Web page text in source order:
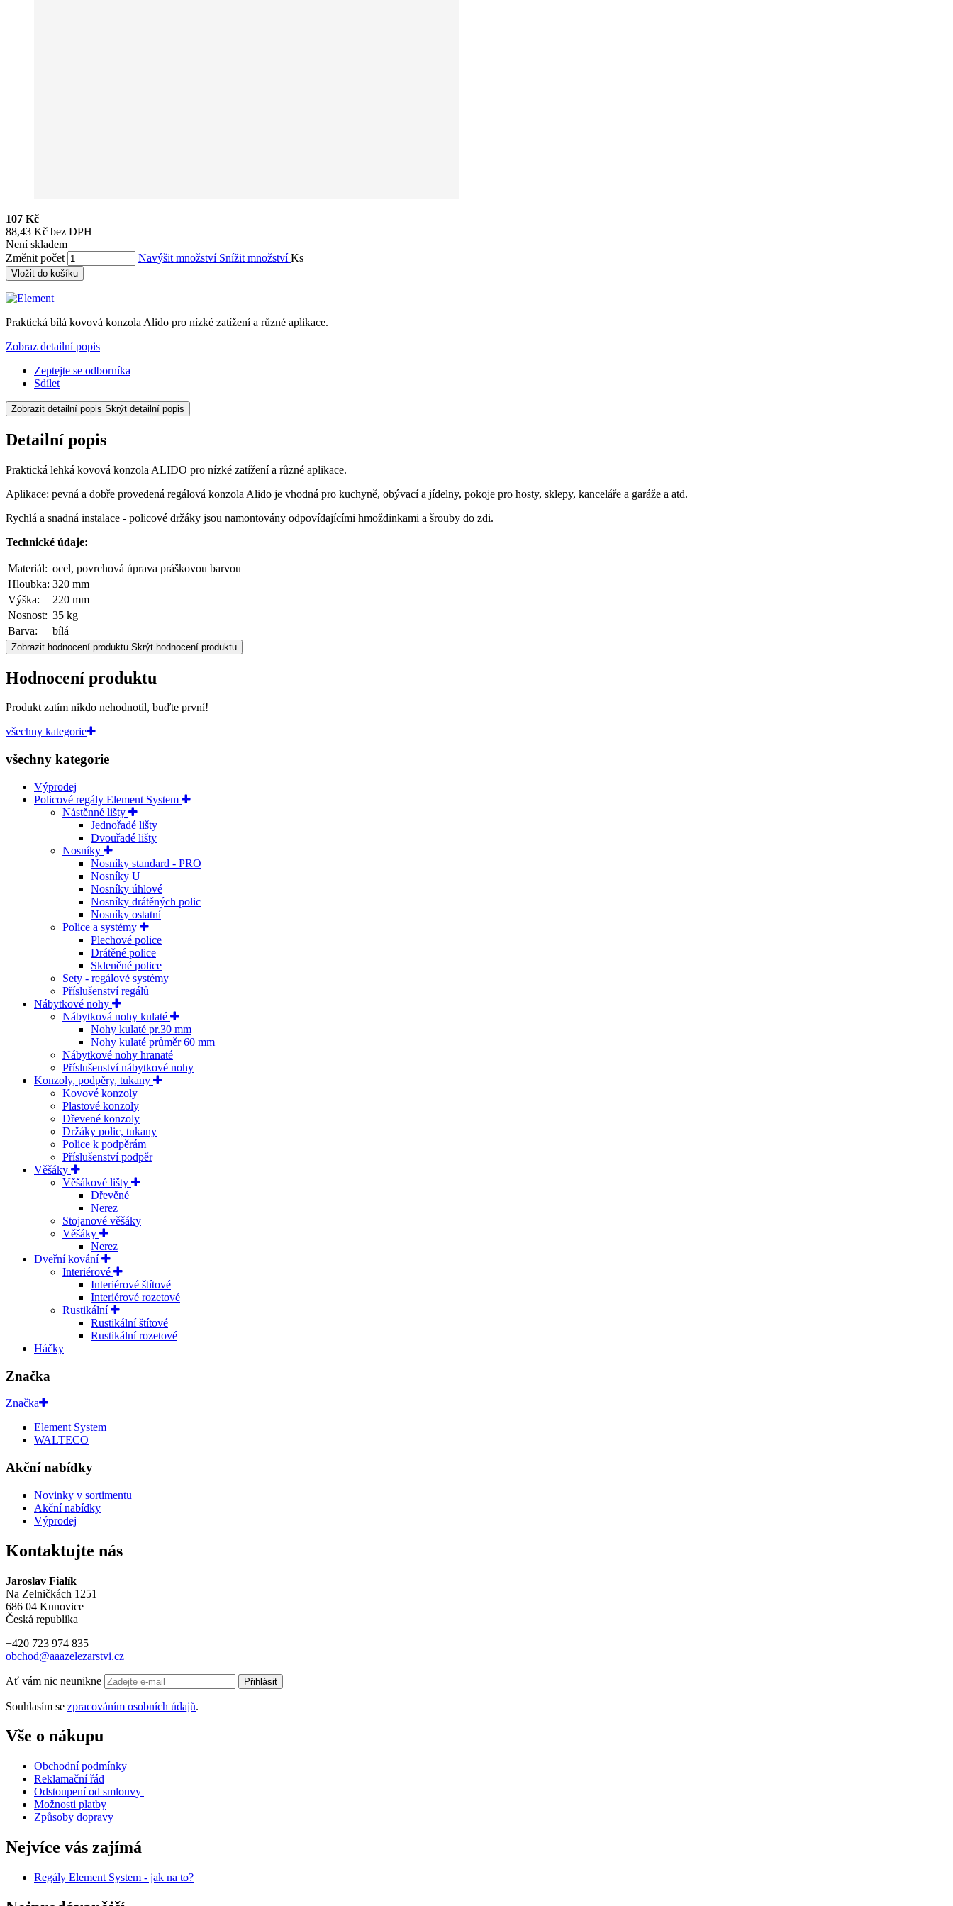
107 Kč
88,43 Kč bez DPH
Není skladem
Změnit počet
Navýšit množství Snížit množstvíKs
Vložit do košíku
Praktická bílá kovová konzola Alido pro nízké zatížení a různé aplikace.
Zobraz detailní popis
Zeptejte se odborníka
Sdílet
Zobrazit detailní popis Skrýt detailní popis
Detailní popis
Praktická lehká kovová konzola ALIDO pro nízké zatížení a různé aplikace.
Aplikace: pevná a dobře provedená regálová konzola Alido je vhodná pro kuchyně, obývací a jídelny, pokoje pro hosty, sklepy, kanceláře a garáže a atd.
Rychlá a snadná instalace - policové držáky jsou namontovány odpovídajícími hmoždinkami a šrouby do zdi.
Technické údaje:
Materiál: ocel, povrchová úprava práškovou barvou
Hloubka: 320 mm
Výška:
220 mm
Nosnost: 35 kg
Barva:
bílá
Zobrazit hodnocení produktu Skrýt hodnocení produktu
Hodnocení produktu
Produkt zatím nikdo nehodnotil, buďte první!
všechny kategorie
všechny kategorie
Výprodej
Policové regály Element System
Nástěnné lišty
Jednořadé lišty
Dvouřadé lišty
Nosníky
Nosníky standard - PRO
Nosníky U
Nosníky úhlové
Nosníky drátěných polic
Nosníky ostatní
Police a systémy
Plechové police
Drátěné police
Skleněné police
Sety - regálové systémy
Příslušenství regálů
Nábytkové nohy
Nábytková nohy kulaté
Nohy kulaté pr.30 mm
Nohy kulaté průměr 60 mm
Nábytkové nohy hranaté
Příslušenství nábytkové nohy
Konzoly, podpěry, tukany
Kovové konzoly
Plastové konzoly
Dřevené konzoly
Držáky polic, tukany
Police k podpěrám
Příslušenství podpěr
Věšáky
Věšákové lišty
Dřevěné
Nerez
Stojanové věšáky
Věšáky
Nerez
Dveřní kování
Interiérové
Interiérové štítové
Interiérové rozetové
Rustikální
Rustikální štítové
Rustikální rozetové
Háčky
Značka
Značka
Element System
WALTECO
Akční nabídky
Novinky v sortimentu
Akční nabídky
Výprodej
Kontaktujte nás
Jaroslav Fialík
Na Zelničkách 1251
686 04 Kunovice
Česká republika
+420 723 974 835
obchod@aaazelezarstvi.cz
Ať vám nic neunikne Přihlásit
Souhlasím se zpracováním osobních údajů.
Vše o nákupu
Obchodní podmínky
Reklamační řád
Odstoupení od smlouvy
Možnosti platby
Způsoby dopravy
Nejvíce vás zajímá
Regály Element System - jak na to?